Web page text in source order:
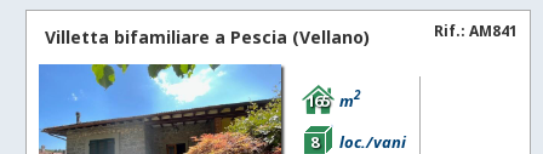
Rif.: AM841
Villetta bifamiliare a Pescia (Vellano)
165 m2
8
loc./vani